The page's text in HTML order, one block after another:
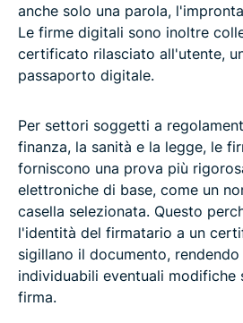
anche solo una parola,
Le firme digitali sono inoltre
certificato rilasciato all'utente,
passaporto digitale.
Per settori soggetti a
finanza, la sanità e la legge, le
forniscono una prova più
elettroniche di base, come un
casella selezionata. Questo
l'identità del firmatario a un
sigillano il documento,
individuabili eventuali modifiche
firma.